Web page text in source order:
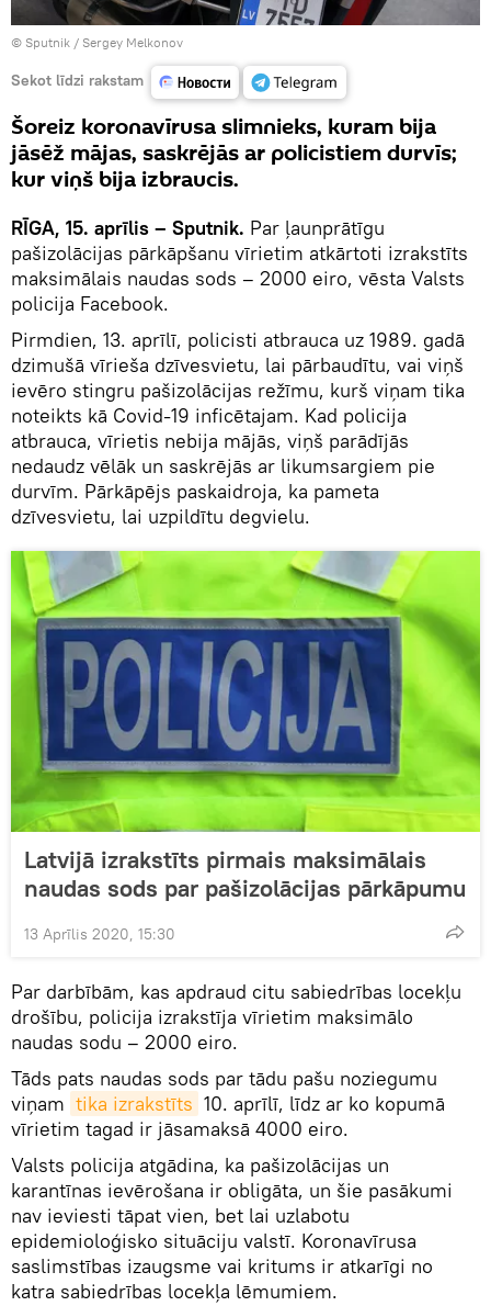
© Sputnik / Sergey Melkonov
Sekot līdzi rakstam
Šoreiz koronavīrusa slimnieks, kuram bija
jāsēž mājas, saskrējās ar policistiem durvīs;
kur viņš bija izbraucis.
RĪGA, 15. aprīlis – Sputnik. Par ļaunprātīgu
pašizolācijas pārkāpšanu vīrietim atkārtoti izrakstīts
maksimālais naudas sods – 2000 eiro, vēsta Valsts
policija Facebook.
Pirmdien, 13. aprīlī, policisti atbrauca uz 1989. gadā
dzimušā vīrieša dzīvesvietu, lai pārbaudītu, vai viņš
ievēro stingru pašizolācijas režīmu, kurš viņam tika
noteikts kā Covid-19 inficētajam. Kad policija
atbrauca, vīrietis nebija mājās, viņš parādījās
nedaudz vēlāk un saskrējās ar likumsargiem pie
durvīm. Pārkāpējs paskaidroja, ka pameta
dzīvesvietu, lai uzpildītu degvielu.
Latvijā izrakstīts pirmais maksimālais
naudas sods par pašizolācijas pārkāpumu
13 Aprīlis 2020, 15:30
Par darbībām, kas apdraud citu sabiedrības locekļu
drošību, policija izrakstīja vīrietim maksimālo
naudas sodu – 2000 eiro.
Tāds pats naudas sods par tādu pašu noziegumu
viņam tika izrakstīts 10. aprīlī, līdz ar ko kopumā
vīrietim tagad ir jāsamaksā 4000 eiro.
Valsts policija atgādina, ka pašizolācijas un
karantīnas ievērošana ir obligāta, un šie pasākumi
nav ieviesti tāpat vien, bet lai uzlabotu
epidemioloģisko situāciju valstī. Koronavīrusa
saslimstības izaugsme vai kritums ir atkarīgi no
katra sabiedrības locekļa lēmumiem.